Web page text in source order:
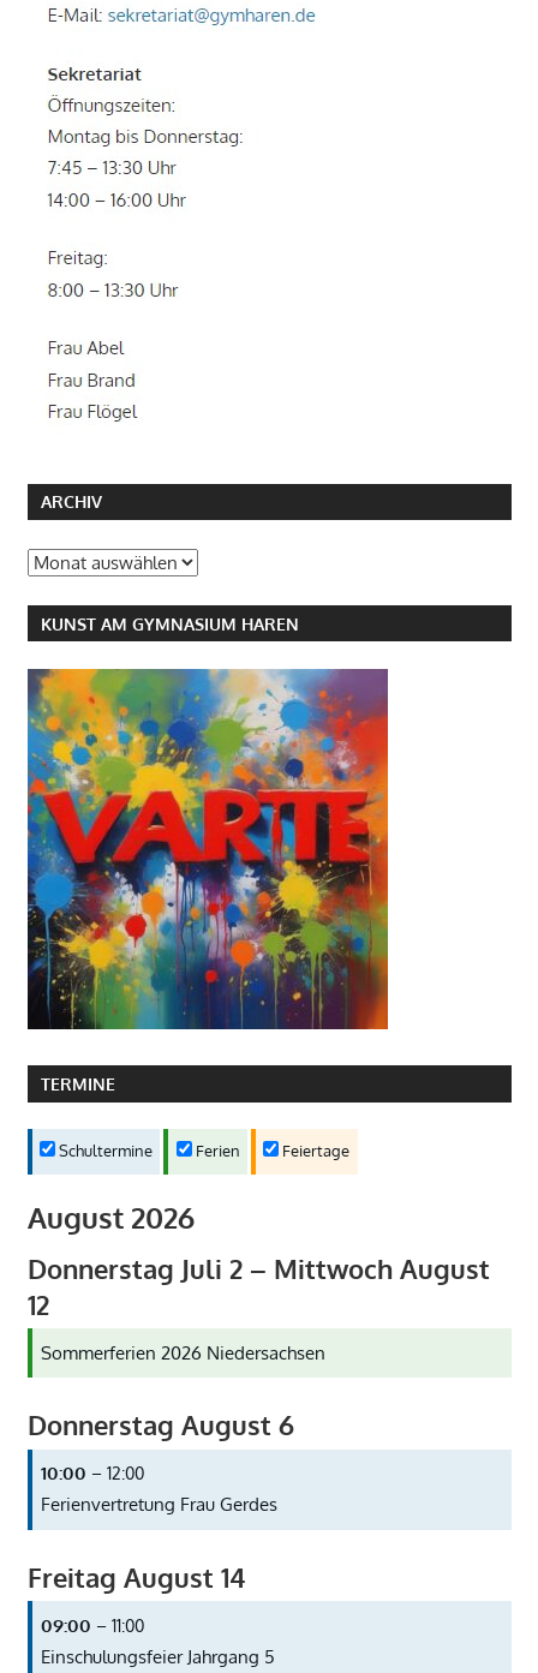
ARCHIV
Archiv
KUNST AM GYMNASIUM HAREN
TERMINE
Schultermine Ferien Feiertage
August 2026
Donnerstag Juli 2– Mittwoch August
12
Sommerferien 2026 Niedersachsen
Donnerstag August 6
10:00 – 12:00
Ferienvertretung Frau Gerdes
Freitag August 14
09:00 – 11:00
Einschulungsfeier Jahrgang 5